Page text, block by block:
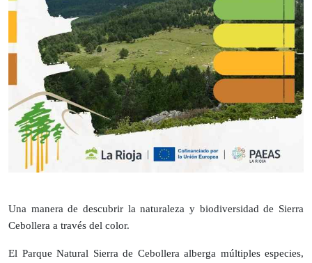
Una manera de descubrir la naturaleza y biodiversidad de Sierra
Cebollera a través del color.
El Parque Natural Sierra de Cebollera alberga múltiples especies,